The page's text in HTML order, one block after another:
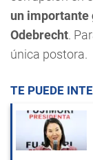
un importante
Odebrecht.
única postora.
TE PUEDE